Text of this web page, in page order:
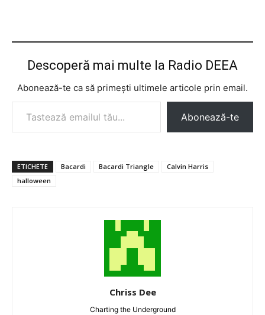
Descoperă mai multe la Radio DEEA
Abonează-te ca să primești ultimele articole prin email.
Tastează emailul tău...
Abonează-te
ETICHETE Bacardi Bacardi Triangle
Calvin Harris
halloween
Chriss Dee
Charting the Underground